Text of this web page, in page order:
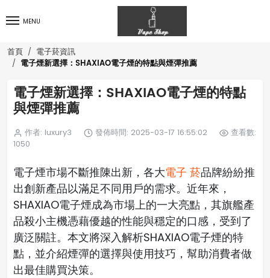
MENU
首頁 電子菸資訊
電子煙新選擇：SHAXIAO電子煙的特點與煙彈推薦
電子煙新選擇：SHAXIAO電子煙的特點
與煙彈推薦
作者: luxury3 發佈時間: 2025-03-17 16:55:02
查看數:
1050
電子煙市場不斷推陳出新，各大電子 菸品牌紛紛推
出創新產品以滿足不同用戶的需求。近年來，
SHAXIAO電子煙成為市場上的一大亮點，其旗艦產
品殺小主機憑藉優越的性能與穩定的口感，受到了
廣泛關註。本文將深入解析SHAXIAO電子煙的特
點，並介紹煙彈的選擇與使用技巧，幫助消費者做
出最佳購買決策。